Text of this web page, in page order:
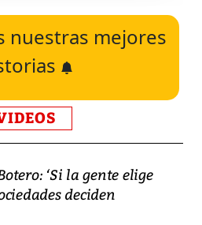
nuestras mejores
‘Si la gente elige
deciden